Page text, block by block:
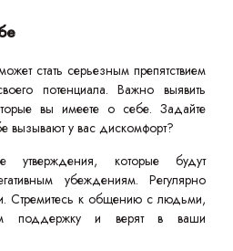
стать серьезным препятствием
потенциала. Важно выявить
вы имеете о себе. Задайте
вызывают у вас дискомфорт?
утверждения, которые будут
убеждениям. Регулярно
Стремитесь к общению с людьми,
поддержку и верят в ваши